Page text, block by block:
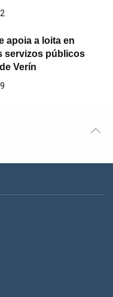
apoia a loita en
servizos públicos
Verín